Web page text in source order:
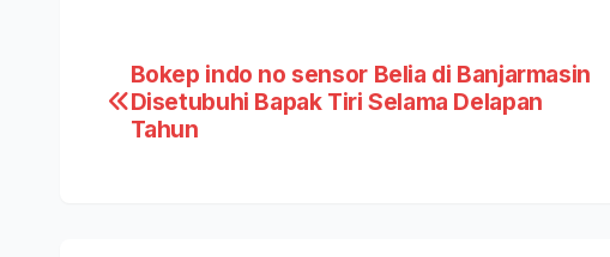
Post
navigation
Bokep indo no sensor Belia di Banjarmasin
Disetubuhi Bapak Tiri Selama Delapan
Tahun